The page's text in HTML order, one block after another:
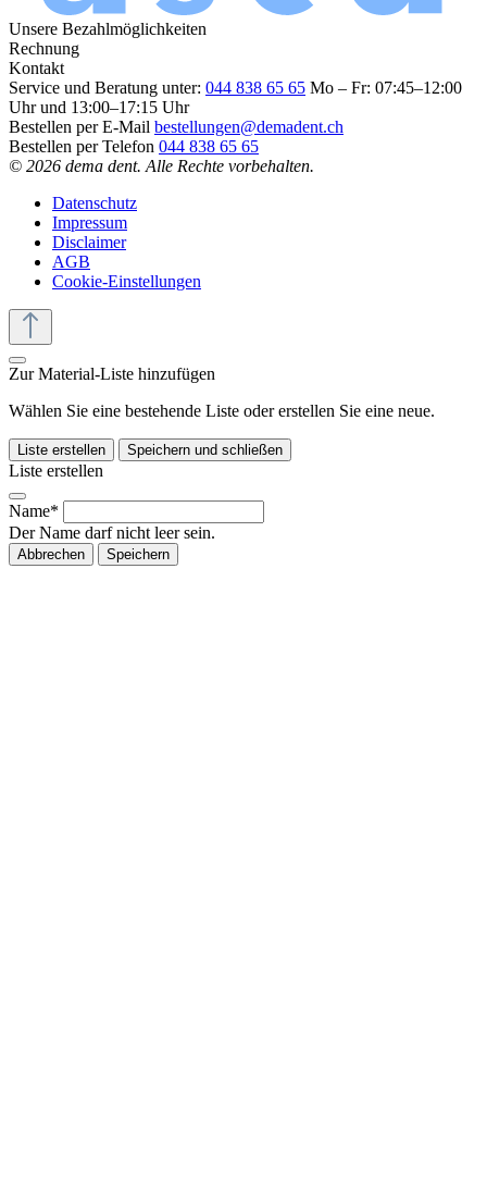
Unsere Bezahlmöglichkeiten
Rechnung
Kontakt
Service und Beratung unter: 044 838 65 65 Mo – Fr: 07:45–12:00
Uhr und 13:00–17:15 Uhr
Bestellen per E-Mail bestellungen@demadent.ch
Bestellen per Telefon 044 838 65 65
© 2026 dema dent. Alle Rechte vorbehalten.
Datenschutz
Impressum
Disclaimer
AGB
Cookie-Einstellungen
Zur Material-Liste hinzufügen
Wählen Sie eine bestehende Liste oder erstellen Sie eine neue.
Liste erstellen Speichern und schließen
Liste erstellen
Name*
Der Name darf nicht leer sein.
Abbrechen Speichern